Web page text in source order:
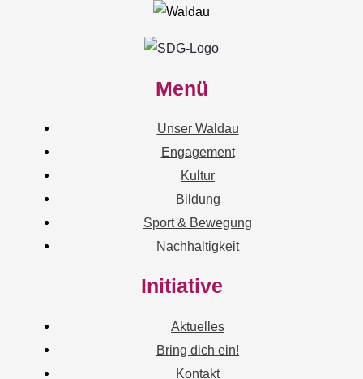
Menü
Unser Waldau
Engagement
Kultur
Bildung
Sport & Bewegung
Nachhaltigkeit
Initiative
Aktuelles
Bring dich ein!
Kontakt